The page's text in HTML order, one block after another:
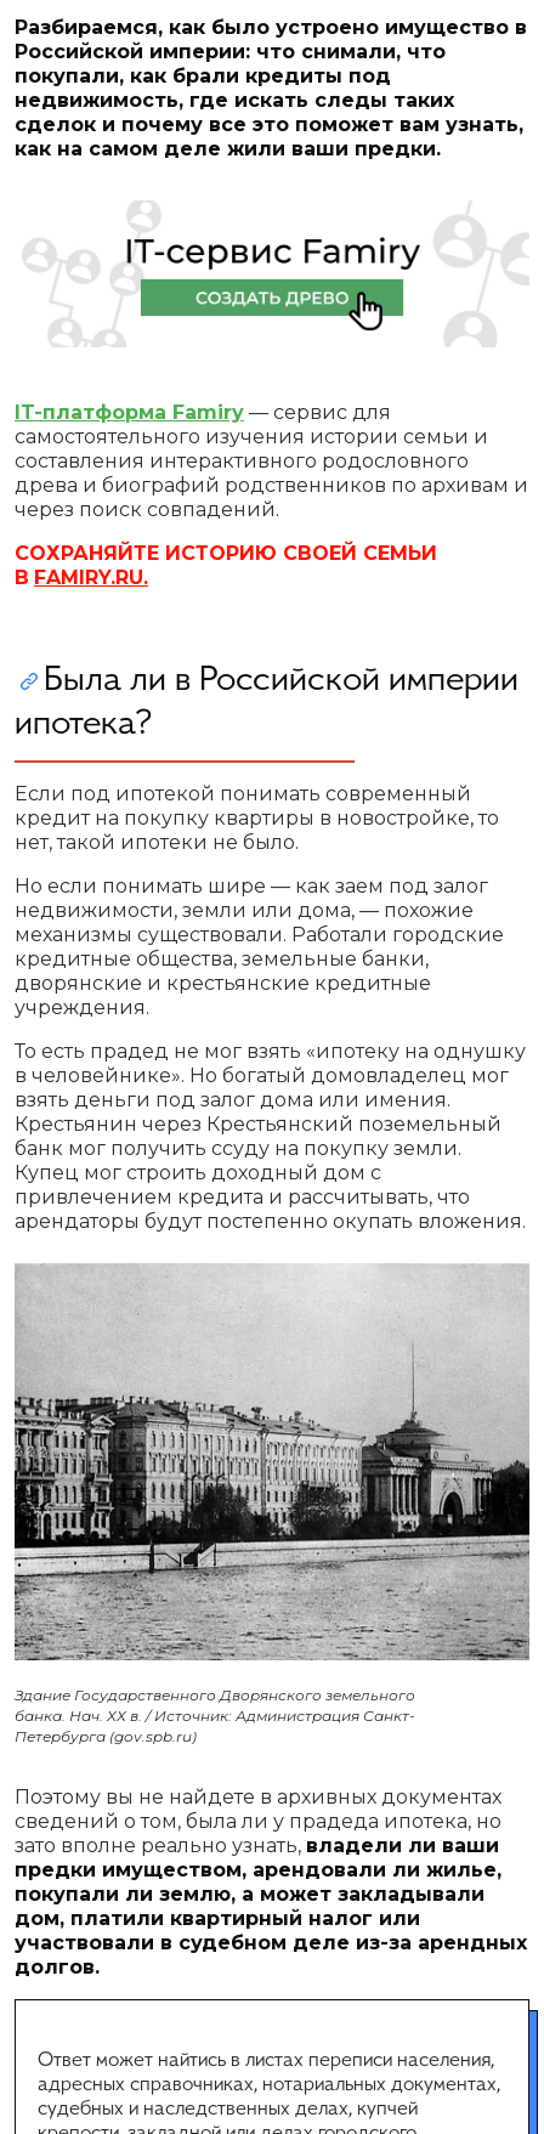
Разбираемся, как было устроено имущество в
Российской империи: что снимали, что
покупали, как брали кредиты под
недвижимость, где искать следы таких
сделок и почему все это поможет вам узнать,
как на самом деле жили ваши предки.
IT-платформа Famiry — сервис для
самостоятельного изучения истории семьи и
составления интерактивного родословного
древа и биографий родственников по архивам и
через поиск совпадений.
СОХРАНЯЙТЕ ИСТОРИЮ СВОЕЙ СЕМЬИ
В FAMIRY.RU.
Была ли в Российской империи
ипотека?
Если под ипотекой понимать современный
кредит на покупку квартиры в новостройке, то
нет, такой ипотеки не было.
Но если понимать шире — как заем под залог
недвижимости, земли или дома, — похожие
механизмы существовали. Работали городские
кредитные общества, земельные банки,
дворянские и крестьянские кредитные
учреждения.
То есть прадед не мог взять «ипотеку на однушку
в человейнике». Но богатый домовладелец мог
взять деньги под залог дома или имения.
Крестьянин через Крестьянский поземельный
банк мог получить ссуду на покупку земли.
Купец мог строить доходный дом с
привлечением кредита и рассчитывать, что
арендаторы будут постепенно окупать вложения.
Здание Государственного Дворянского земельного
банка. Нач. ХХ в. / Источник: Администрация Санкт-
Петербурга (gov.spb.ru)
Поэтому вы не найдете в архивных документах
сведений о том, была ли у прадеда ипотека, но
зато вполне реально узнать, владели ли ваши
предки имуществом, арендовали ли жилье,
покупали ли землю, а может закладывали
дом, платили квартирный налог или
участвовали в судебном деле из-за арендных
долгов.
Ответ может найтись в листах переписи населения,
адресных справочниках, нотариальных документах,
судебных и наследственных делах, купчей